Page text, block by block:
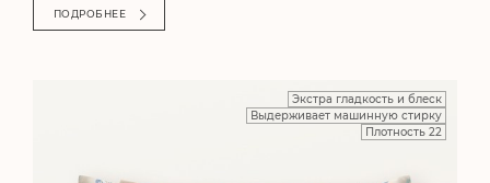
ПОДРОБНЕЕ
Экстра гладкость и блеск
Выдерживает машинную стирку
Плотность 22